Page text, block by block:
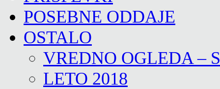
POSEBNE ODDAJE
OSTALO
VREDNO OGLEDA –
LETO 2018